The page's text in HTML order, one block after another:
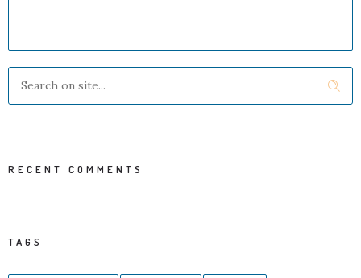
RECENT COMMENTS
TAGS